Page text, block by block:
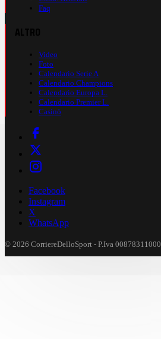
Faq
Video
Foto
Calendario Serie A
Calendario Champions
Calendario Europa L.
Calendario Premier L.
Casinò
Facebook
Instagram
X
WhatsApp
© 2026 CorriereDelloSport - P.Iva 00878311000